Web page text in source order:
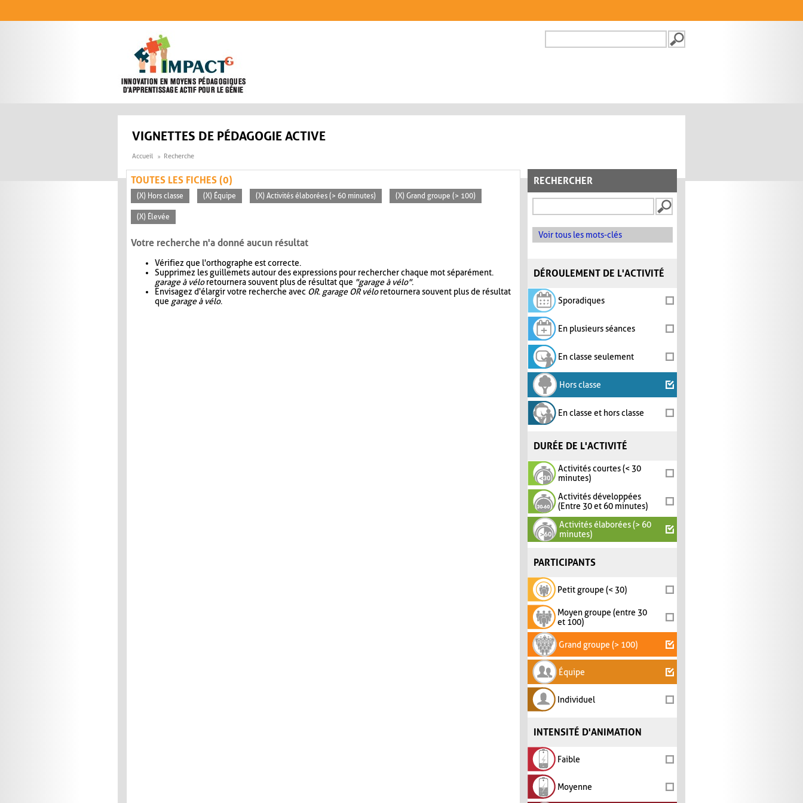
FORMULAIRE DE
VIGNETTES DE PÉDAGOGIE ACTIVE
Accueil Recherche
RECHERCHER
Voir tous les mots-clés
DÉROULEMENT DE L'ACTIVITÉ
Sporadiques
En plusieurs séances
En classe seulement
Hors classe
En classe et hors classe
DURÉE DE L'ACTIVITÉ
Activités courtes (< 30
minutes)
Activités développées
(Entre 30 et 60 minutes)
Activités élaborées (> 60
minutes)
PARTICIPANTS
Petit groupe (< 30)
Moyen groupe (entre 30
et 100)
Grand groupe (> 100)
Équipe
Individuel
INTENSITÉ D'ANIMATION
Faible
Moyenne
TOUTES LES FICHES (0)
(X) Hors classe (X) Équipe (X) Activités élaborées (> 60 minutes) (X) Grand groupe (> 100)
(X) Élevée
Votre recherche n'a donné aucun résultat
Vérifiez que l'orthographe est correcte.
Supprimez les guillemets autour des expressions pour rechercher chaque mot séparément.
garage à véloretournera souvent plus de résultat que "garage à vélo".
Envisagez d'élargir votre recherche avec OR. garage OR véloretournera souvent plus de résultat
que garage à vélo.